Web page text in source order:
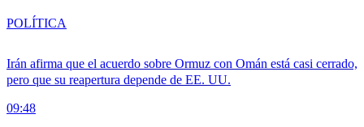
Irán afirma que el acuerdo sobre Ormuz con Omán está casi cerrado,
pero que su reapertura depende de EE. UU.
09:48
POLÍTICA